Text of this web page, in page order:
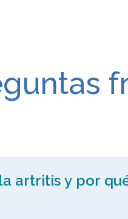
artritis y por